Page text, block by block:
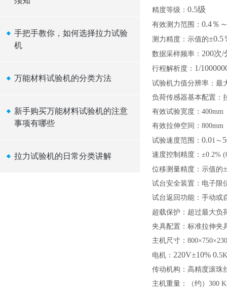
手把手教你，如何选择拉力试验
机
万能材料试验机的分类方法
新手购买万能材料试验机的注意
事项有哪些
拉力试验机的日常分类讲解
精度等级： 0.5级
有效测力范围： 0.4％
测力精度：示值的±0.5
数据采样频率： 200次/
行程解析度： 1/
试验机力值分辨率：最
负荷传感器基本配置：
有效试验宽度： 400mm
有效拉伸空间： 800mm
试验速度范围： 0.01 ～
速度控制精度： ±0.2%
位移测量精度：示值的
试台安全装置：电子限
试台返回功能：手动或
超载保护：超过最大负
夹具配置： 标准拉伸夹
主机尺寸： 800×750×230
电机： 220V±10% 0.5
传动机构：高精度滚珠
主机重量：（约） 300